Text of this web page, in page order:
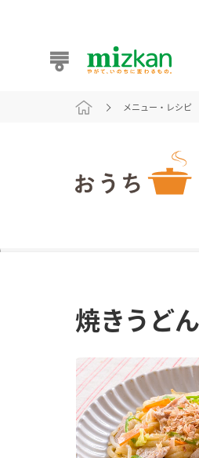
業務
おうちレシピ トップ
メニュー・レシピ
焼きうど